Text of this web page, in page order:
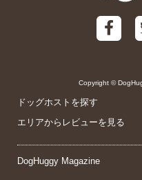
Copyright ©
ドッグホストを探す
エリアからレビューを見る
DogHuggy Magazine